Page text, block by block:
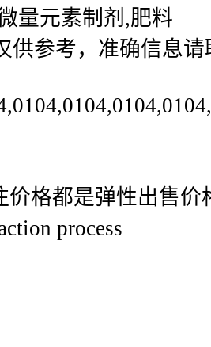
量元素制剂,肥料
供参考，准确信息
价格都是弹性出售
process